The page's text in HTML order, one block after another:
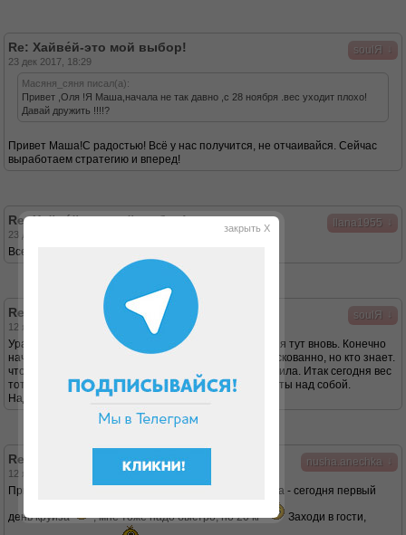
soulЯ
Re: Хайве́й-это мой выбор!
23 дек 2017, 18:29
Масяня_сяня писал(а):
Привет ,Оля !Я Маша,начала не так давно ,с 28 ноября .вес уходит плохо!
Давай дружить !!!!?
Привет Маша!С радостью! Всё у нас получится, не отчаивайся. Сейчас
выработаем стратегию и вперед!
Ilana1955
Re: Хайве́й-это мой выбор!
23 дек 2017, 23:56
Все у Вас получится, девочки!
soulЯ
Re: Хайве́й-это мой выбор!
12 янв 2018, 20:40
Ура! Вспомнила данные для входа на сайт и теперь я тут вновь. Конечно
начинать перед новогодними праздниками было рискованно, но кто знает.
что было бы, если бы небольшой задел не подготовила. Итак сегодня вес
тот, с какого и начинала 77,5. Впереди полгода работы над собой.
Надеюсь иметь в конце пути заветные 65 кг.
nusha.anechka
Re: Хайве́й-это мой выбор!
12 янв 2018, 20:48
Привет, Оля! Меня зовут Аня, я тоже недавно начала - сегодня первый
день круиза , мне тоже надо быстро, но 20 кг
Заходи в гости,
закрыть X